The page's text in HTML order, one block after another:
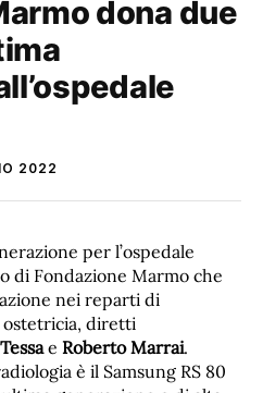
dona due
2022
per l’ospedale
di Fondazione Marmo che
nei reparti di
ostetricia, diretti
e Roberto Marrai.
è il Samsung RS 80